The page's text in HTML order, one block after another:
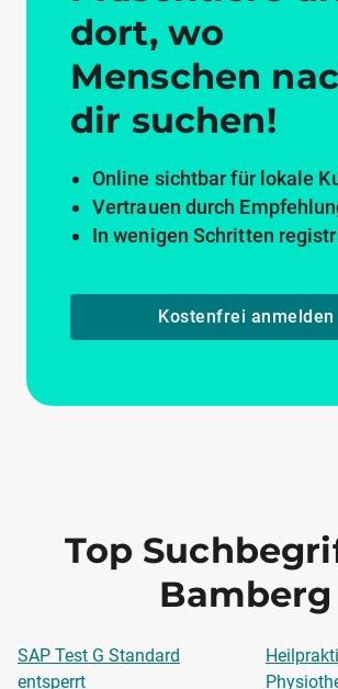
dort, wo
Menschen
dir suchen!
Online sichtbar für lokale
Vertrauen durch
In wenigen Schritten
Kostenfrei anmelden
Top
Bamberg
SAP Test G Standard
entsperrt